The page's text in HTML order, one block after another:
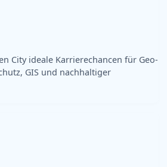
City ideale Karrierechancen für Geo-
GIS und nachhaltiger